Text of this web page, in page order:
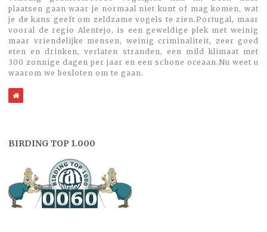
plaatsen gaan waar je normaal niet kunt of mag komen, wat
je de kans geeft om zeldzame vogels te zien.Portugal, maar
vooral de regio Alentejo, is een geweldige plek met weinig
maar vriendelijke mensen, weinig criminaliteit, zeer goed
eten en drinken, verlaten stranden, een mild klimaat met
300 zonnige dagen per jaar en een schone oceaan.Nu weet u
waarom we besloten om te gaan.
WebSite
BIRDING TOP 1.000